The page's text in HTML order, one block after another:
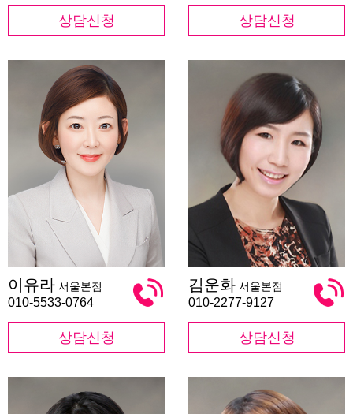
상담신청 상담신청
유
라
이유라 서울본점
010-5533-0764
상담신청
운
화
김운화 서울본점
010-2277-9127
상담신청